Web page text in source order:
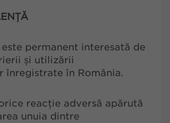
permanent interesată de
și utilizării
înregistrate în România.
reacție adversă apărută
unuia dintre